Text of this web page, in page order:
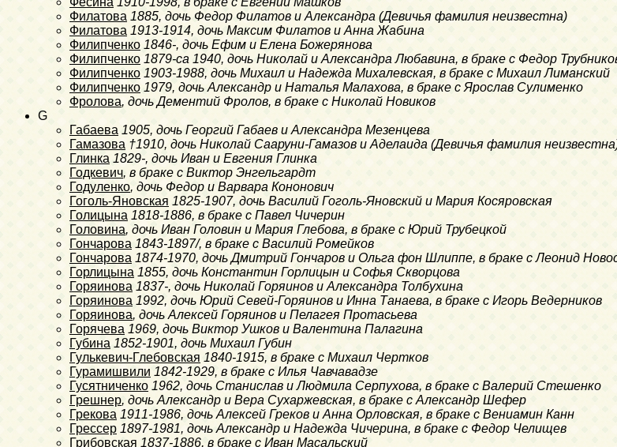
Филатова 1885, дочь Федор Филатов и Александра (Девичья фамилия неизвестна)
Филатова 1913-1914, дочь Максим Филатов и Анна Жабина
Филипченко 1846-, дочь Ефим и Елена Божерянова
Филипченко 1879-ca 1940, дочь Николай и Александра Любавина, в браке с Федор
Филипченко 1903-1988, дочь Михаил и Надежда Михалевская, в браке с Михаил Лиманский
Филипченко 1979, дочь Александр и Наталья Малахова, в браке с Ярослав Сулименко
Фролова, дочь Дементий Фролов, в браке с Николай Новиков
G
Габаева 1905, дочь Георгий Габаев и Александра Мезенцева
Гамазова †1910, дочь Николай Сааруни-Гамазов и Аделаида (Девичья фамилия
Глинка 1829-, дочь Иван и Евгения Глинка
Годкевич, в браке с Виктор Энгельгардт
Годуленко, дочь Федор и Варвара Кононович
Гоголь-Яновская 1825-1907, дочь Василий Гоголь-Яновский и Мария Косяровская
Голицына 1818-1886, в браке с Павел Чичерин
Головина, дочь Иван Головин и Мария Глебова, в браке с Юрий Трубецкой
Гончарова 1843-1897/, в браке с Василий Ромейков
Гончарова 1874-1970, дочь Дмитрий Гончаров и Ольга фон Шлиппе, в браке с Леонид
Горлицына 1855, дочь Константин Горлицын и Софья Скворцова
Горяинова 1837-, дочь Николай Горяинов и Александра Толбухина
Горяинова 1992, дочь Юрий Севей-Горяинов и Инна Танаева, в браке с Игорь Ведерников
Горяинова, дочь Алексей Горяинов и Пелагея Протасьева
Горячева 1969, дочь Виктор Ушков и Валентина Палагина
Губина 1852-1901, дочь Михаил Губин
Гулькевич-Глебовская 1840-1915, в браке с Михаил Чертков
Гурамишвили 1842-1929, в браке с Илья Чавчавадзе
Гусятниченко 1962, дочь Станислав и Людмила Серпухова, в браке с Валерий Стешенко
Грешнер, дочь Александр и Вера Сухаржевская, в браке с Александр Шефер
Грекова 1911-1986, дочь Алексей Греков и Анна Орловская, в браке с Вениамин Канн
Грессер 1897-1981, дочь Александр и Надежда Чичерина, в браке с Федор Челищев
Грибовская 1837-1886, в браке с Иван Масальский